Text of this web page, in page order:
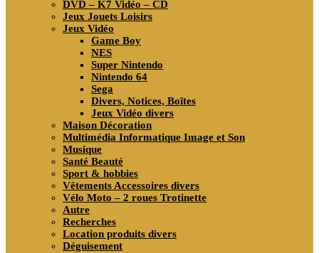
DVD – K7 Vidéo – CD
Jeux Jouets Loisirs
Jeux Vidéo
Game Boy
NES
Super Nintendo
Nintendo 64
Sega
Divers, Notices, Boîtes
Jeux Vidéo divers
Maison Décoration
Multimédia Informatique Image et Son
Musique
Santé Beauté
Sport & hobbies
Vêtements Accessoires divers
Vélo Moto – 2 roues Trotinette
Autre
Recherches
Location produits divers
Déguisement